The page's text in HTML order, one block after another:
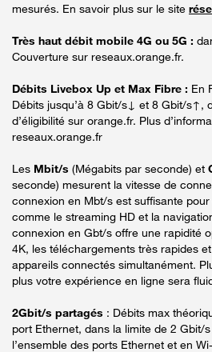
mesurés. En savoir plus sur le site
Très haut débit mobile 4G ou 5G :
Couverture sur reseaux.orange.fr.
Débits Livebox Up et Max Fibre : En
Débits jusqu’à 8 Gbit/s↓ et 8 Gbit/s↑,
d’éligibilité sur orange.fr. Plus
reseaux.orange.fr
Les Mbit/s (Mégabits par seconde) et
seconde) mesurent la vitesse de
connexion en Mbt/s est suffisante
comme le streaming HD et la
connexion en Gbt/s offre une rapidité
4K, les téléchargements très rapides
appareils connectés simultanément.
plus votre expérience en ligne sera
2Gbit/s partagés : Débits max
port Ethernet, dans la limite de 2 Gbit/
l’ensemble des ports Ethernet et en